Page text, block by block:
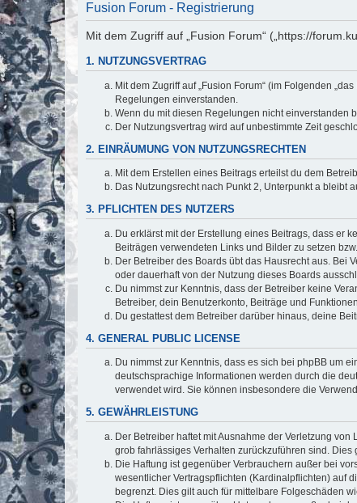
Fusion Forum - Registrierung
Mit dem Zugriff auf „Fusion Forum“ („https://
1. NUTZUNGSVERTRAG
Mit dem Zugriff auf „Fusion Forum“ (im Folgenden
Regelungen einverstanden.
Wenn du mit diesen Regelungen nicht einverstanden
Der Nutzungsvertrag wird auf unbestimmte Zeit
2. EINRÄUMUNG VON NUTZUNGSRECHTEN
Mit dem Erstellen eines Beitrags erteilst du dem
Das Nutzungsrecht nach Punkt 2, Unterpunkt a bleibt
3. PFLICHTEN DES NUTZERS
Du erklärst mit der Erstellung eines Beitrags, dass er
Beiträgen verwendeten Links und Bilder zu setzen
Der Betreiber des Boards übt das Hausrecht aus. Bei
oder dauerhaft von der Nutzung dieses Boards
Du nimmst zur Kenntnis, dass der Betreiber keine
Betreiber, dein Benutzerkonto, Beiträge und
Du gestattest dem Betreiber darüber hinaus, deine
4. GENERAL PUBLIC LICENSE
Du nimmst zur Kenntnis, dass es sich bei phpBB um
deutschsprachige Informationen werden durch die
verwendet wird. Sie können insbesondere die
5. GEWÄHRLEISTUNG
Der Betreiber haftet mit Ausnahme der Verletzung
grob fahrlässiges Verhalten zurückzuführen sind.
Die Haftung ist gegenüber Verbrauchern außer bei
wesentlicher Vertragspflichten (Kardinalpflichten) auf
begrenzt. Dies gilt auch für mittelbare Folgeschäden